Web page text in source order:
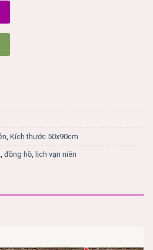
Kích thước 50x90cm
đồng hồ lịch vạn niên